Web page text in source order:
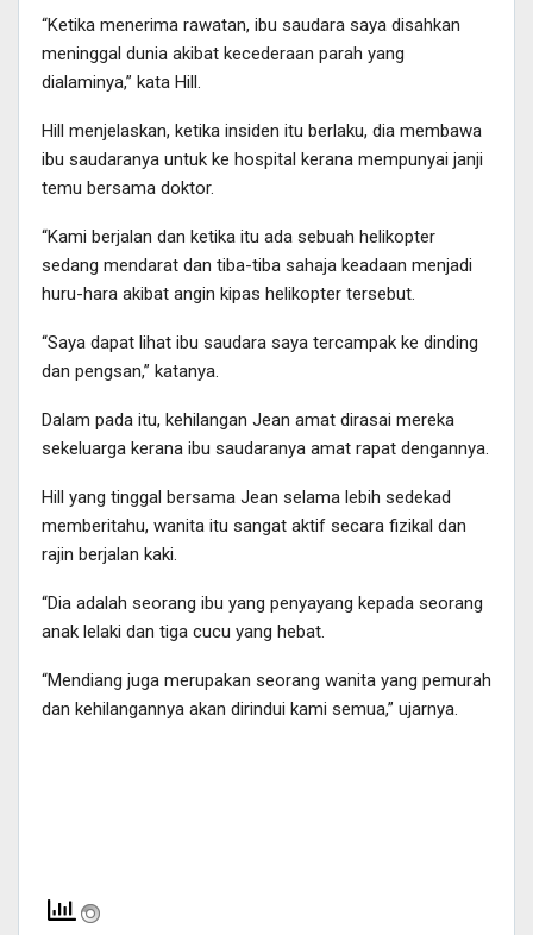
“Ketika menerima rawatan, ibu saudara saya disahkan
meninggal dunia akibat kecederaan parah yang
dialaminya,” kata Hill.
Hill menjelaskan, ketika insiden itu berlaku, dia membawa
ibu saudaranya untuk ke hospital kerana mempunyai janji
temu bersama doktor.
“Kami berjalan dan ketika itu ada sebuah helikopter
sedang mendarat dan tiba-tiba sahaja keadaan menjadi
huru-hara akibat angin kipas helikopter tersebut.
“Saya dapat lihat ibu saudara saya tercampak ke dinding
dan pengsan,” katanya.
Dalam pada itu, kehilangan Jean amat dirasai mereka
sekeluarga kerana ibu saudaranya amat rapat dengannya.
Hill yang tinggal bersama Jean selama lebih sedekad
memberitahu, wanita itu sangat aktif secara fizikal dan
rajin berjalan kaki.
“Dia adalah seorang ibu yang penyayang kepada seorang
anak lelaki dan tiga cucu yang hebat.
“Mendiang juga merupakan seorang wanita yang pemurah
dan kehilangannya akan dirindui kami semua,” ujarnya.